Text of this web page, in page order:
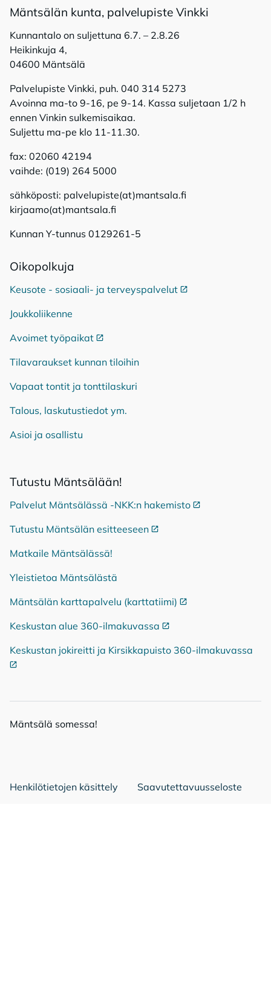
Mänt­sä­län kun­ta, pal­ve­lu­pis­te Vink­ki
Kunnantalo on suljettuna 6.7. – 2.8.26
Heikinkuja 4,
04600 Mäntsälä
Palvelupiste Vinkki, puh. 040 314 5273
Avoinna ma-to 9-16, pe 9-14. Kassa suljetaan 1/2 h
ennen Vinkin sulkemisaikaa.
Suljettu ma-pe klo 11-11.30.
fax: 02060 42194
vaihde: (019) 264 5000
sähköposti: palvelupiste(at)mantsala.fi
kirjaamo(at)mantsala.fi
Kunnan Y-tunnus 0129261-5
Oi­ko­pol­ku­ja
Keusote - sosiaali- ja terveyspalvelut Ulkoinen linkki
Joukkoliikenne
Avoimet työpaikat Ulkoinen linkki
Tilavaraukset kunnan tiloihin
Vapaat tontit ja tonttilaskuri
Talous, laskutustiedot ym.
Asioi ja osallistu
Tu­tus­tu Mänt­sä­lään!
Palvelut Mäntsälässä -NKK:n hakemisto Ulkoinen linkki
Tutustu Mäntsälän esitteeseen Ulkoinen linkki
Matkaile Mäntsälässä!
Yleistietoa Mäntsälästä
Mäntsälän karttapalvelu (karttatiimi) Ulkoinen linkki
Keskustan alue 360-ilmakuvassa Ulkoinen linkki
Keskustan jokireitti ja Kirsikkapuisto 360-ilmakuvassa
Mänt­sä­lä so­mes­sa!
Henkilötietojen käsittely Saavutettavuusseloste